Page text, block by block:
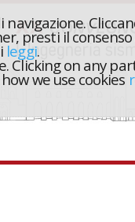
presti il consenso
leggi.
Clicking on any
we use cookies